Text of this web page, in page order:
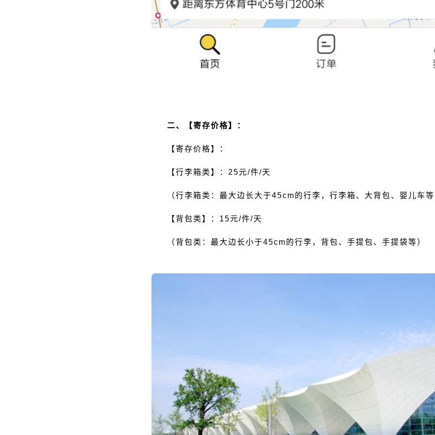
二、【寄存价格】：
【寄存价格】：
【行李箱类】：25元/件/天
（行李箱类：最大边长大于45cm的行李，行李箱、大背包、婴儿车
【背包类】：15元/件/天
（背包类：最大边长小于45cm的行李，背包、手提包、手提袋等）